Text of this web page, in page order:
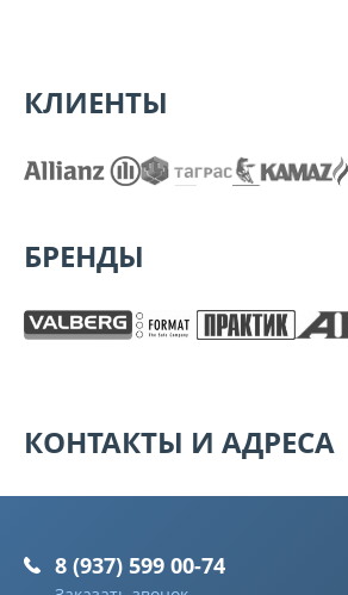
КЛИЕНТЫ
БРЕНДЫ
КОНТАКТЫ И АДРЕСА
8 (937) 599 00-74